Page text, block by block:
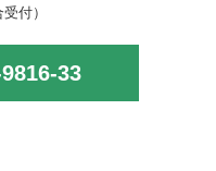
付）
33